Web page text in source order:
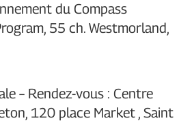
du Compass
55 ch. Westmorland,
– Rendez-vous : Centre
120 place Market , Saint